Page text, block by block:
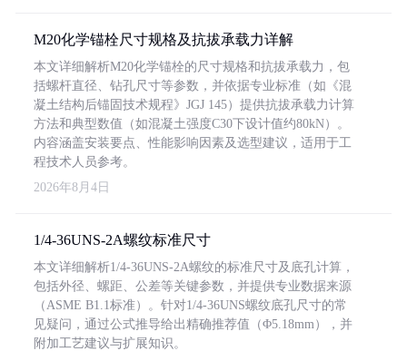
M20化学锚栓尺寸规格及抗拔承载力详解
本文详细解析M20化学锚栓的尺寸规格和抗拔承载力，包
括螺杆直径、钻孔尺寸等参数，并依据专业标准（如《混
凝土结构后锚固技术规程》JGJ 145）提供抗拔承载力计算
方法和典型数值（如混凝土强度C30下设计值约80kN）。
内容涵盖安装要点、性能影响因素及选型建议，适用于工
程技术人员参考。
2026年8月4日
1/4-36UNS-2A螺纹标准尺寸
本文详细解析1/4-36UNS-2A螺纹的标准尺寸及底孔计算，
包括外径、螺距、公差等关键参数，并提供专业数据来源
（ASME B1.1标准）。针对1/4-36UNS螺纹底孔尺寸的常
见疑问，通过公式推导给出精确推荐值（Φ5.18mm），并
附加工艺建议与扩展知识。